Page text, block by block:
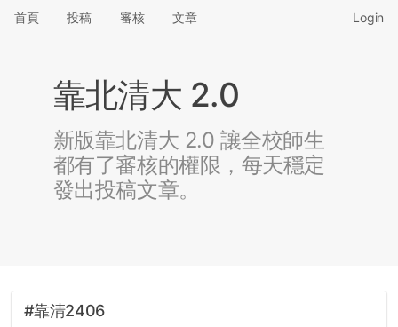
首頁 投稿 審核 文章 Login
靠北清大 2.0
新版靠北清大 2.0 讓全校師生
都有了審核的權限，每天穩定
發出投稿文章。
#靠清2406